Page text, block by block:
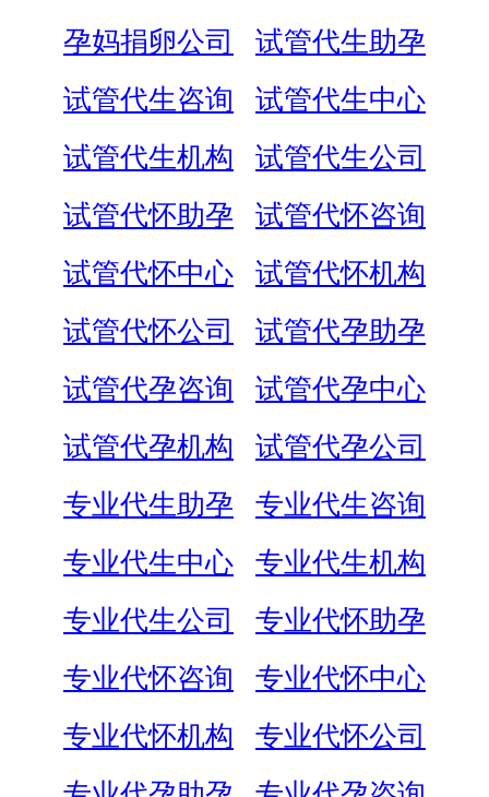
孕妈捐卵公司
试管代生助孕
试管代生咨询
试管代生中心
试管代生机构
试管代生公司
试管代怀助孕
试管代怀咨询
试管代怀中心
试管代怀机构
试管代怀公司
试管代孕助孕
试管代孕咨询
试管代孕中心
试管代孕机构
试管代孕公司
专业代生助孕
专业代生咨询
专业代生中心
专业代生机构
专业代生公司
专业代怀助孕
专业代怀咨询
专业代怀中心
专业代怀机构
专业代怀公司